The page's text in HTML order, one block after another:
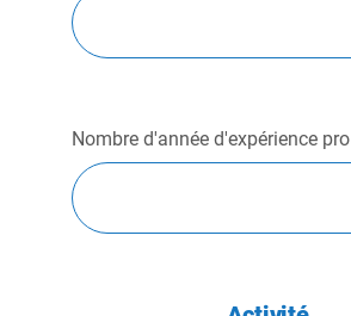
Nombre d'année d'expérience pro